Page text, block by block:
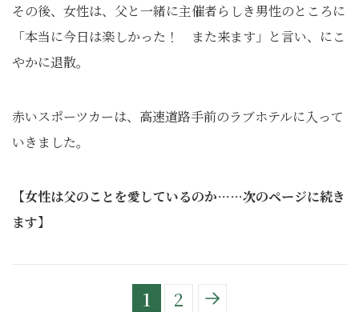
その後、女性は、父と一緒に主催者らしき男性のところに
「本当に今日は楽しかった！ また来ます」と言い、にこ
やかに退散。
赤いスポーツカーは、高速道路手前のラブホテルに入って
いきました。
【女性は父のことを愛しているのか……次のページに続き
ます】
1 2